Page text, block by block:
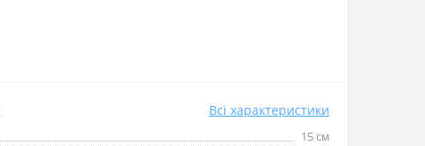
Всі характеристики
15 см